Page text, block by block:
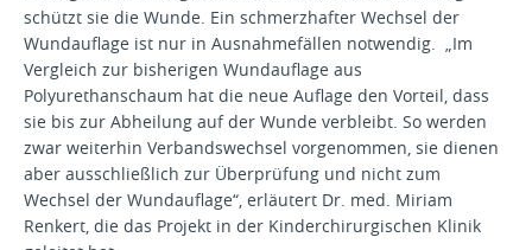
schützt sie die Wunde. Ein schmerzhafter Wechsel der
Wundauflage ist nur in Ausnahmefällen notwendig. „Im
Vergleich zur bisherigen Wundauflage aus
Polyurethanschaum hat die neue Auflage den Vorteil, dass
sie bis zur Abheilung auf der Wunde verbleibt. So werden
zwar weiterhin Verbandswechsel vorgenommen, sie dienen
aber ausschließlich zur Überprüfung und nicht zum
Wechsel der Wundauflage“, erläutert Dr. med. Miriam
Renkert, die das Projekt in der Kinderchirurgischen Klinik